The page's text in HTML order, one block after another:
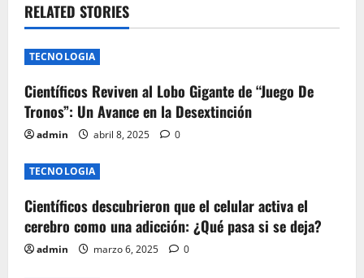
v
i
g
a
t
i
o
n
RELATED STORIES
TECNOLOGIA
Científicos Reviven al Lobo Gigante de “Juego De
Tronos”: Un Avance en la Desextinción
admin abril 8, 2025 0
TECNOLOGIA
Científicos descubrieron que el celular activa el
cerebro como una adicción: ¿Qué pasa si se deja?
admin marzo 6, 2025 0